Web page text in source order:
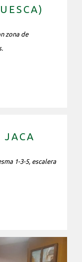
zona de
JACA
1-3-5, escalera